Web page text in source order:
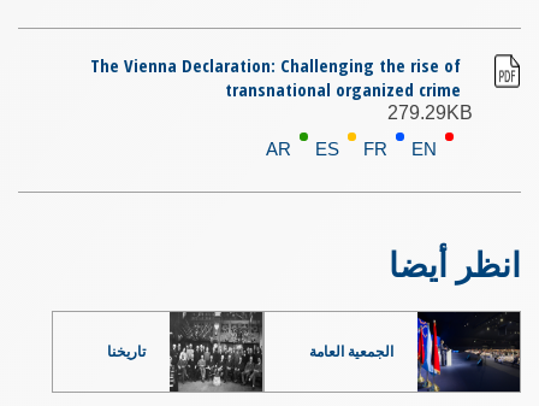
The Vienna Declaration: Challenging the rise of
transnational organized crime
279.29KB
EN
FR
ES
AR
انظر أيضا
الجمعية العامة تاريخنا